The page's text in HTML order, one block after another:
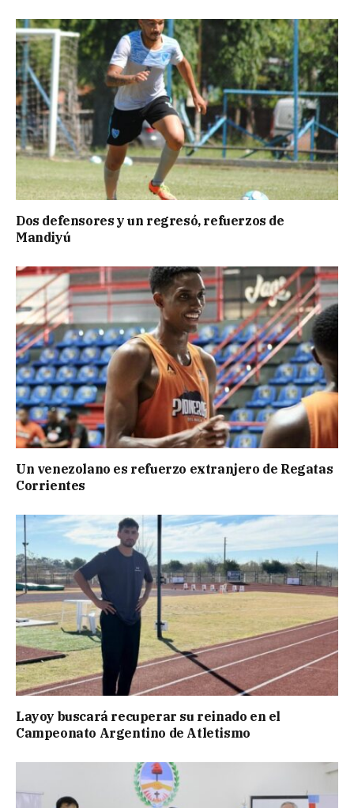
Dos defensores y un regresó, refuerzos de
Mandiyú
Un venezolano es refuerzo extranjero de Regatas
Corrientes
Layoy buscará recuperar su reinado en el
Campeonato Argentino de Atletismo